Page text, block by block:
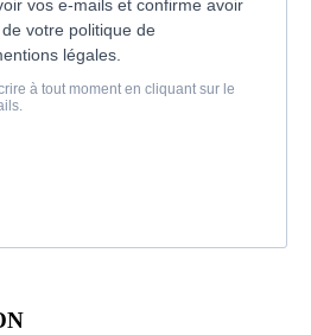
vos e-mails et confirme avoir
votre politique de
légales.
à tout moment en cliquant sur le